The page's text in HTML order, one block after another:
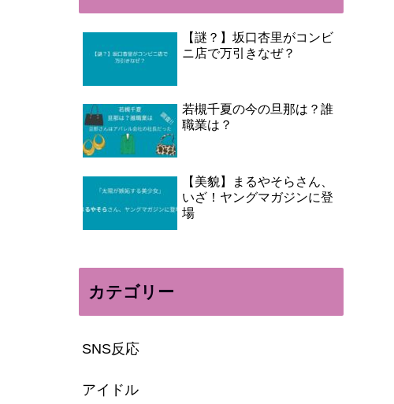
【謎？】坂口杏里がコンビ
ニ店で万引きなぜ？
若槻千夏の今の旦那は？誰
職業は？
【美貌】まるやそらさん、
いざ！ヤングマガジンに登
場
カテゴリー
SNS反応
アイドル